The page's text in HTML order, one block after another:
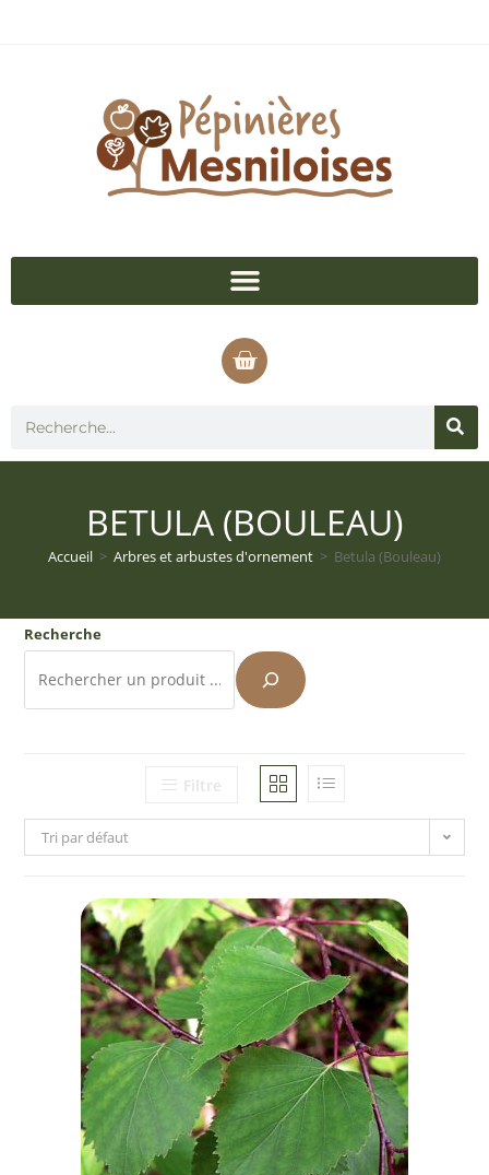
BETULA (BOULEAU)
Accueil > Arbres et arbustes d'ornement > Betula (Bouleau)
Recherche
Filtre
Tri par défaut